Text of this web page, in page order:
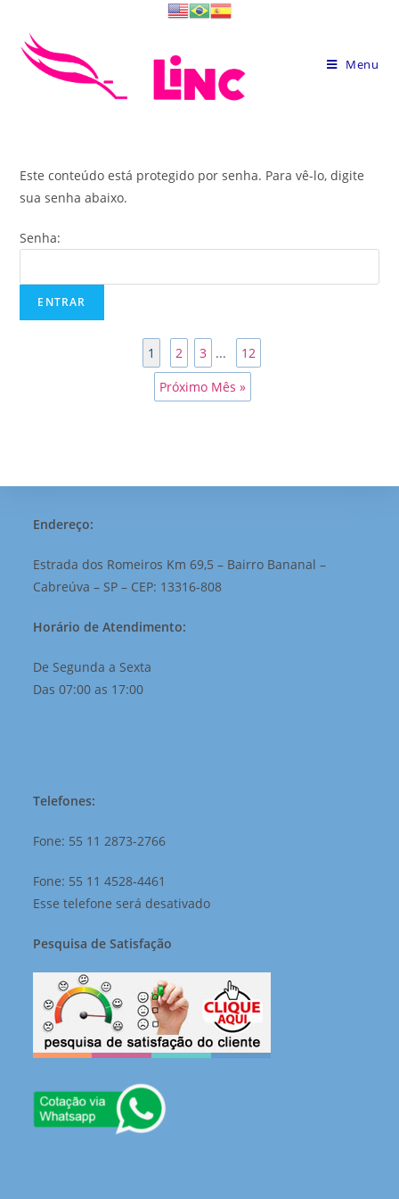
content
Menu
Este conteúdo está protegido por senha. Para vê-lo, digite
sua senha abaixo.
Senha:
1 2 3 ...
12
Próximo Mês »
Endereço:
Estrada dos Romeiros Km 69,5 – Bairro Bananal –
Cabreúva – SP – CEP: 13316-808
Horário de Atendimento:
De Segunda a Sexta
Das 07:00 as 17:00
Telefones:
Fone: 55 11 2873-2766
Fone: 55 11 4528-4461
Esse telefone será desativado
Pesquisa de Satisfação